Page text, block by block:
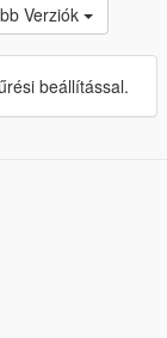
Verziók
beállítással.